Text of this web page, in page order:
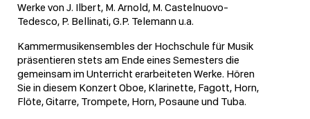
Werke von J. Ilbert, M. Arnold, M. Castelnuovo-
Tedesco, P. Bellinati, G.P. Telemann u.a.
Kammermusikensembles der Hochschule für Musik
präsentieren stets am Ende eines Semesters die
gemeinsam im Unterricht erarbeiteten Werke. Hören
Sie in diesem Konzert Oboe, Klarinette, Fagott, Horn,
Flöte, Gitarre, Trompete, Horn, Posaune und Tuba.